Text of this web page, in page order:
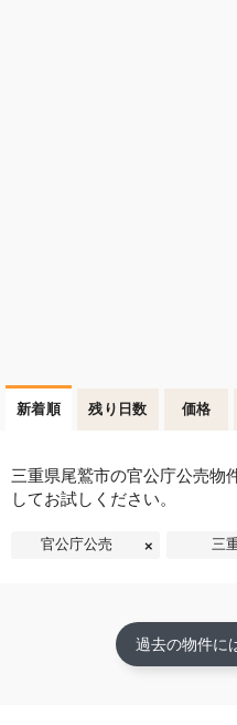
新着順 残り日数 価格
三重県尾鷲市の官公庁公売物
してお試しください。
官公庁公売 三
過去の物件に